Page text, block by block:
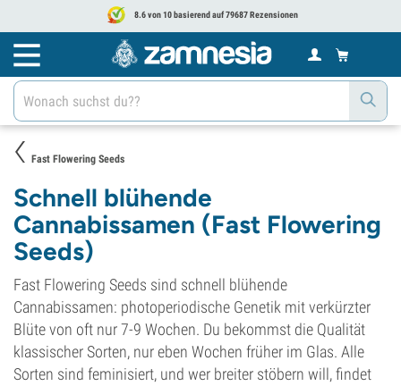
8.6 von 10 basierend auf 79687 Rezensionen
Fast Flowering Seeds
Schnell blühende
Cannabissamen (Fast Flowering
Seeds)
Fast Flowering Seeds sind schnell blühende
Cannabissamen: photoperiodische Genetik mit verkürzter
Blüte von oft nur 7-9 Wochen. Du bekommst die Qualität
klassischer Sorten, nur eben Wochen früher im Glas. Alle
Sorten sind feminisiert, und wer breiter stöbern will, findet